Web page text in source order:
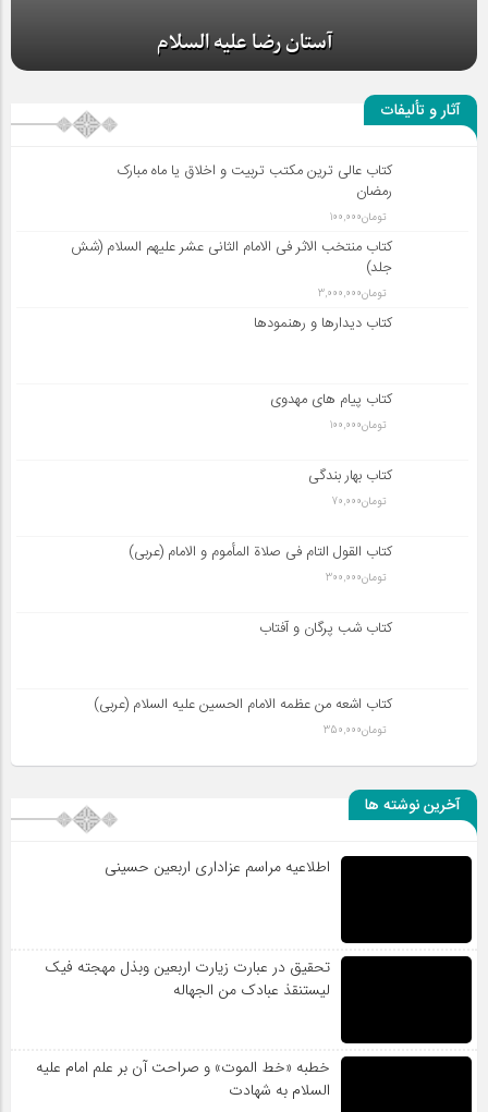
آستان رضا علیه السلام
آثار و تألیفات
کتاب عالی ترین مکتب تربیت و اخلاق یا ماه مبارک
رمضان
تومان100,000
کتاب منتخب الاثر فی الامام الثانی عشر علیهم السلام (شش
جلد)
تومان3,000,000
کتاب دیدارها و رهنمودها
کتاب پیام های مهدوی
تومان100,000
کتاب بهار بندگی
تومان70,000
کتاب القول التام فی صلاة المأموم و الامام (عربی)
تومان300,000
کتاب شب پرگان و آفتاب
کتاب اشعه من عظمه الامام الحسین علیه السلام (عربی)
تومان350,000
آخرین نوشته ها
اطلاعیه مراسم عزاداری اربعین حسینی
تحقیق در عبارت زیارت اربعین وبذل مهجته فیک
لیستنقذ عبادک من الجهاله
خطبه «خط الموت» و صراحت آن بر علم امام علیه
السلام به شهادت